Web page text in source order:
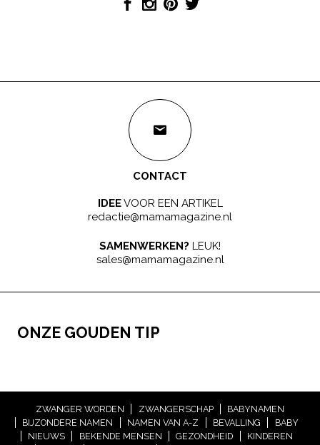
CONTACT
IDEEVOOR EEN ARTIKEL
redactie@mamamagazine.nl
SAMENWERKEN? LEUK!
sales@mamamagazine.nl
ONZE GOUDEN TIP
ZWANGER WORDEN ZWANGERSCHAP
BABYNAMEN
BIJZONDERE NAMEN
NAMEN VAN A-Z BEVALLING
BABY
NIEUWS
BEKENDE MENSEN GEZONDHEID
KINDEREN